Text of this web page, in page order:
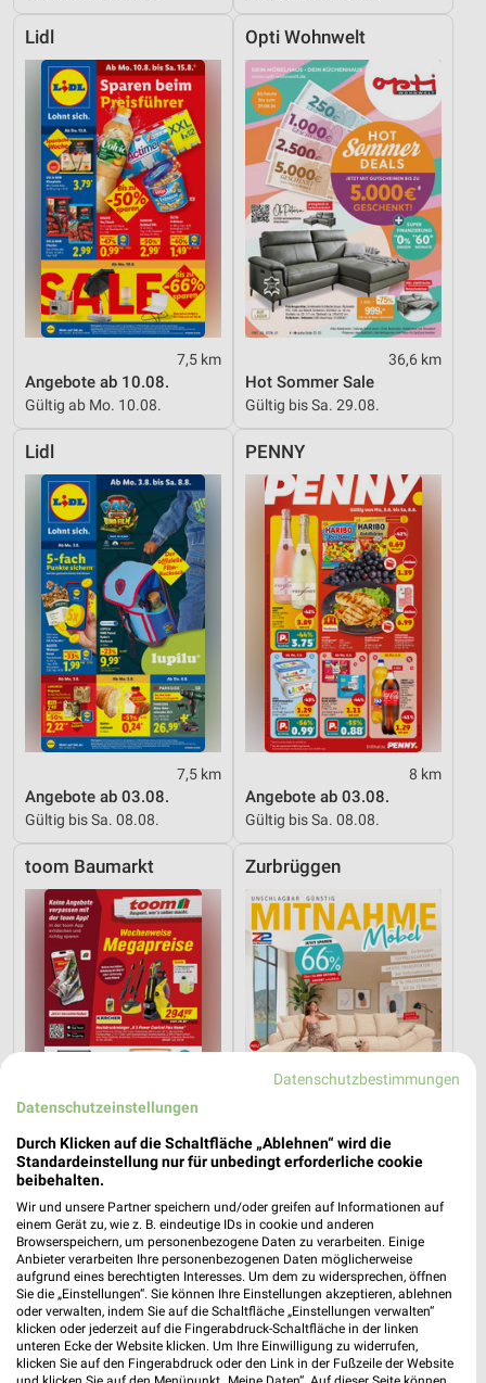
Lidl
7,5 km
Angebote ab 10.08.
Gültig ab Mo. 10.08.
Opti Wohnwelt
36,6 km
Hot Sommer Sale
Gültig bis Sa. 29.08.
Lidl
7,5 km
Angebote ab 03.08.
Gültig bis Sa. 08.08.
PENNY
8 km
Angebote ab 03.08.
Gültig bis Sa. 08.08.
toom Baumarkt
Angebote ab 01.08.
Noch morgen gültig
Zurbrüggen
Angebote ab 11.07.
Gültig bis Sa. 08.08.
XXXLutz XXXLutz
Datenschutzbestimmungen
Datenschutzeinstellungen
Durch Klicken auf die Schaltfläche „Ablehnen“ wird die
Standardeinstellung nur für unbedingt erforderliche cookie
beibehalten.
Wir und unsere Partner speichern und/oder greifen auf Informationen auf
einem Gerät zu, wie z. B. eindeutige IDs in cookie und anderen
Browserspeichern, um personenbezogene Daten zu verarbeiten. Einige
Anbieter verarbeiten Ihre personenbezogenen Daten möglicherweise
aufgrund eines berechtigten Interesses. Um dem zu widersprechen, öffnen
Sie die „Einstellungen“. Sie können Ihre Einstellungen akzeptieren, ablehnen
oder verwalten, indem Sie auf die Schaltfläche „Einstellungen verwalten“
klicken oder jederzeit auf die Fingerabdruck-Schaltfläche in der linken
unteren Ecke der Website klicken. Um Ihre Einwilligung zu widerrufen,
klicken Sie auf den Fingerabdruck oder den Link in der Fußzeile der Website